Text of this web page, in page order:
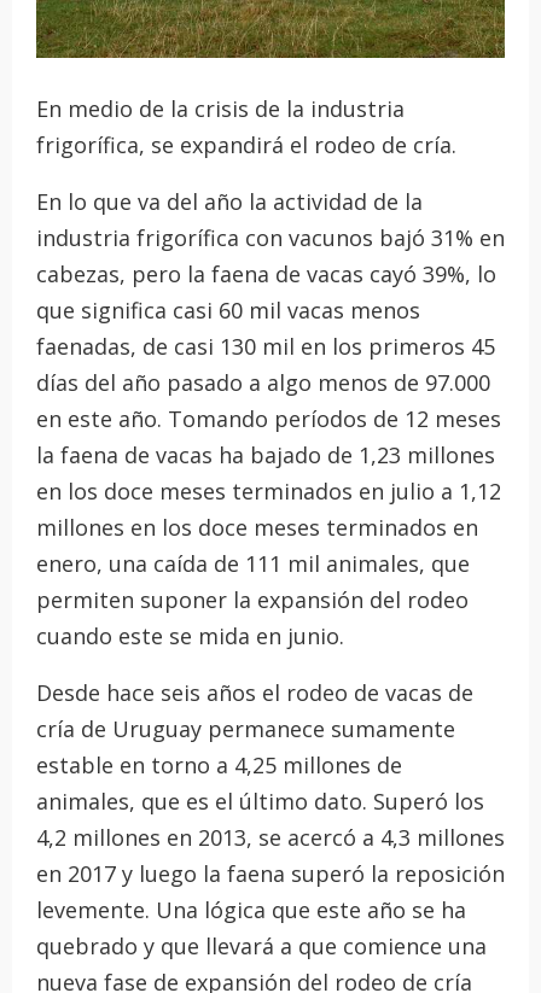
En medio de la crisis de la industria
frigorífica, se expandirá el rodeo de cría.
En lo que va del año la actividad de la
industria frigorífica con vacunos bajó 31% en
cabezas, pero la faena de vacas cayó 39%, lo
que significa casi 60 mil vacas menos
faenadas, de casi 130 mil en los primeros 45
días del año pasado a algo menos de 97.000
en este año. Tomando períodos de 12 meses
la faena de vacas ha bajado de 1,23 millones
en los doce meses terminados en julio a 1,12
millones en los doce meses terminados en
enero, una caída de 111 mil animales, que
permiten suponer la expansión del rodeo
cuando este se mida en junio.
Desde hace seis años el rodeo de vacas de
cría de Uruguay permanece sumamente
estable en torno a 4,25 millones de
animales, que es el último dato. Superó los
4,2 millones en 2013, se acercó a 4,3 millones
en 2017 y luego la faena superó la reposición
levemente. Una lógica que este año se ha
quebrado y que llevará a que comience una
nueva fase de expansión del rodeo de cría